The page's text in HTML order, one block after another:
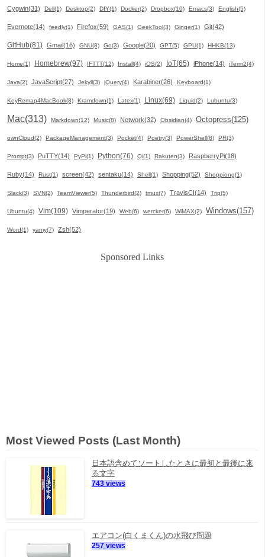
Cygwin(31) Dell(1) Desktop(2) DIY(1) Docker(2) Dropbox(10) Emacs(3) English(5)
Evernote(14) feedly(1) Firefox(59) GAS(1) GeekTool(3) Ginger(1) Git(42)
GitHub(81) Gmail(16) GNU(8) Go(3) Google(20) GPT(5) GPU(1) HHKB(13)
Home(1) Homebrew(97) IFTTT(12) Install(4) iOS(2) IoT(65) iPhone(14) iTerm2(4)
Java(2) JavaScript(27) Jekyll(3) jQuery(4) Karabiner(26) Keyboard(1)
KeyRemap4MacBook(8) Kramdown(1) Latex(1) Linux(69) Liquid(2) Lubuntu(3)
Mac(313) Markdown(12) Music(8) Network(32) Obsidian(4) Octopress(125)
ownCloud(2) PackageManagement(3) Pocket(4) Poetry(3) PowerShell(8) PR(3)
Prompt(3) PuTTY(14) PyPi(1) Python(76) Qi(1) Rakuten(3) RaspberryPi(18)
Ruby(14) Rust(1) screen(42) sentaku(14) Shell(1) Shopping(52) Shoppiong(1)
Slack(3) SVN(2) TeamViewer(5) Thunderbird(2) tmux(7) TravisCI(14) Trip(5)
Ubuntu(4) Vim(109) Vimperator(19) Web(6) wercker(6) WiMAX(2) Windows(157)
Word(1) yamy(7) Zsh(52)
Sponsored Links
Most Viewed Posts (Last Month)
日本語含めてソートしたときに最初と最後に来
る文字
743 views
エアコン(白くまくん)の水飛び問題
257 views